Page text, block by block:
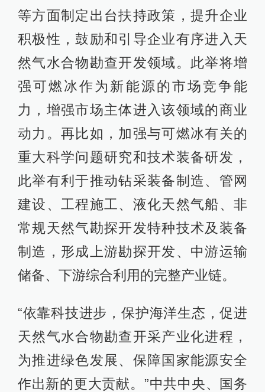
等方面制定出台扶持政策，提升企业
积极性，鼓励和引导企业有序进入天
然气水合物勘查开发领域。此举将增
强可燃冰作为新能源的市场竞争能
力，增强市场主体进入该领域的商业
动力。再比如，加强与可燃冰有关的
重大科学问题研究和技术装备研发，
此举有利于推动钻采装备制造、管网
建设、工程施工、液化天然气船、非
常规天然气勘探开发特种技术及装备
制造，形成上游勘探开发、中游运输
储备、下游综合利用的完整产业链。
“依靠科技进步，保护海洋生态，促进
天然气水合物勘查开采产业化进程，
为推进绿色发展、保障国家能源安全
作出新的更大贡献。”中共中央、国务